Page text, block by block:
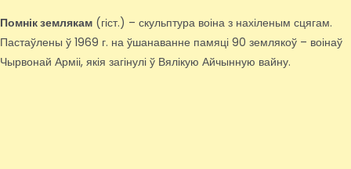
Помнік землякам (гіст.) – скульптура воіна з нахіленым сцягам.
Пастаўлены ў 1969 г. на ўшанаванне памяці 90 землякоў – воінаў
Чырвонай Арміі, якія загінулі ў Вялікую Айчынную вайну.